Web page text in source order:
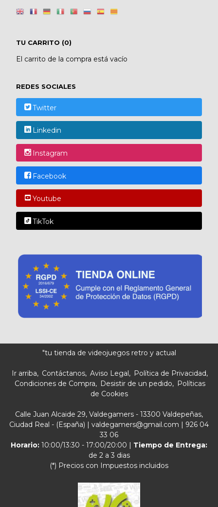
TU CARRITO (0)
El carrito de la compra está vacío
REDES SOCIALES
Twitter
Linkedin
Instagram
Facebook
Youtube
TikTok
"tu tienda de videojuegos retro y actual
Ir arriba Contáctanos Aviso Legal
Política de Privacidad
Condiciones de Compra
Desistir de un pedido
Políticas
de Cookies
Calle Juan Alcaide 29, Valdegamers - 13300 Valdepeñas,
Ciudad Real - (España) | valdegamers@gmail.com | 926 04
33 06
Horario: 10:00/13:30 - 17:00/20:00 | Tiempo de Entrega:
de 2 a 3 dias
(*) Precios con Impuestos incluidos